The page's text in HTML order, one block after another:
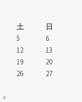
土 日
»
5
6
12
13
19
20
26
27